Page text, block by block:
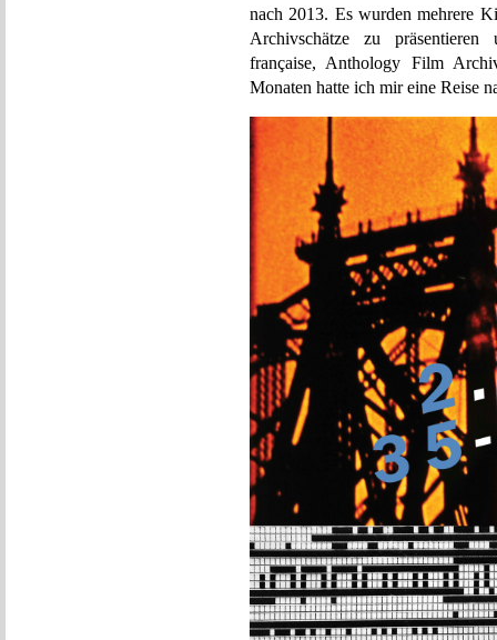
nach 2013. Es wurden mehrere
Archivschätze zu präsentieren
française, Anthology Film
Monaten hatte ich mir eine Reise